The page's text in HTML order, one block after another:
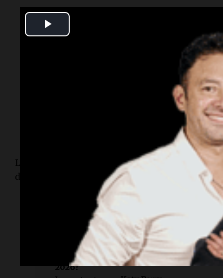
La presentación de ambos vocalistas fue uno
de la fiesta de apertura del certamen en tierras
Lectura rápida
¿Quién brilló en la ceremonia inaugural
2026?